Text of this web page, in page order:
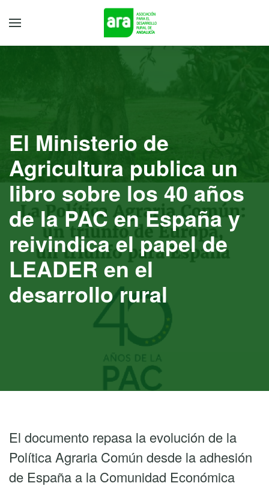
El Ministerio de
Agricultura publica un
libro sobre los 40 años
de la PAC en España y
reivindica el papel de
LEADER en el
desarrollo rural
El documento repasa la evolución de la
Política Agraria Común desde la adhesión
de España a la Comunidad Económica